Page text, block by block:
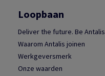
Loopbaan
Deliver the future. Be Antalis
Waarom Antalis joinen
Werkgeversmerk
Onze waarden